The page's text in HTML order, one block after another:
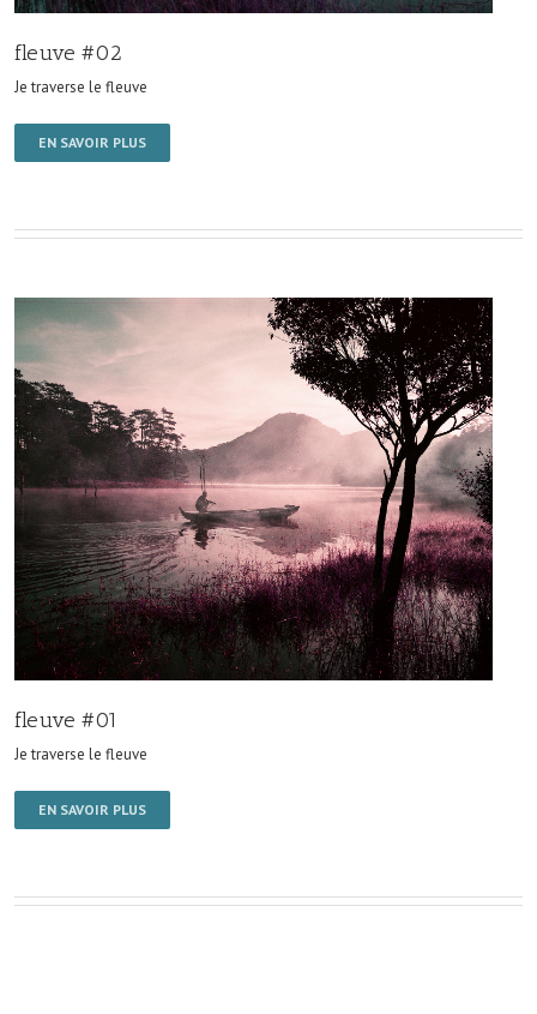
fleuve #02
Je traverse le fleuve
EN SAVOIR PLUS
fleuve #01
Je traverse le fleuve
EN SAVOIR PLUS